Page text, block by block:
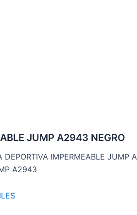
JUMP A2943 NEGRO
DEPORTIVA IMPERMEABLE JUMP
A2943